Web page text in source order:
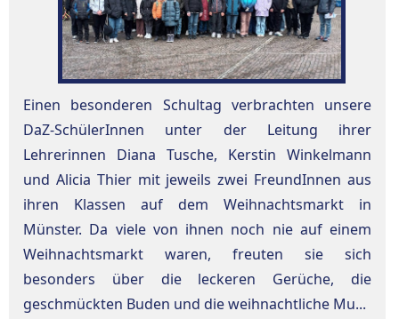
Einen besonderen Schultag verbrachten unsere
DaZ-SchülerInnen unter der Leitung ihrer
Lehrerinnen Diana Tusche, Kerstin Winkelmann
und Alicia Thier mit jeweils zwei FreundInnen aus
ihren Klassen auf dem Weihnachtsmarkt in
Münster. Da viele von ihnen noch nie auf einem
Weihnachtsmarkt waren, freuten sie sich
besonders über die leckeren Gerüche, die
geschmückten Buden und die weihnachtliche Mu...